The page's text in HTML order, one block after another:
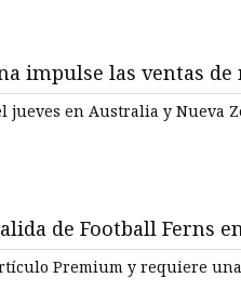
impulse las ventas de
jueves en Australia y Nueva
de Football Ferns
Zelanda
Premium y requiere